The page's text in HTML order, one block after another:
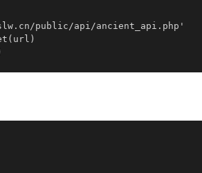
public/api/ancient_api.php'